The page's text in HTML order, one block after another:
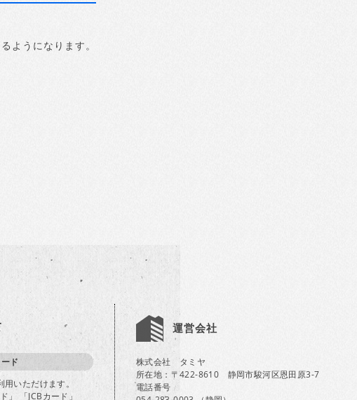
ようになります。
ド
いただけます。
」 「JCBカード」
運営会社
株式会社 タミヤ
所在地：〒422-8610 静岡市駿河区恩田原3-7
電話番号